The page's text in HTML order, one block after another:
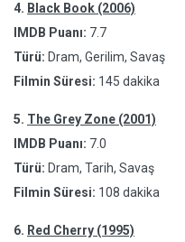
4. Black Book (2006)
IMDB Puanı: 7.7
Türü: Dram, Gerilim, Savaş
Filmin Süresi: 145 dakika
5. The Grey Zone (2001)
IMDB Puanı: 7.0
Türü: Dram, Tarih, Savaş
Filmin Süresi: 108 dakika
6. Red Cherry (1995)